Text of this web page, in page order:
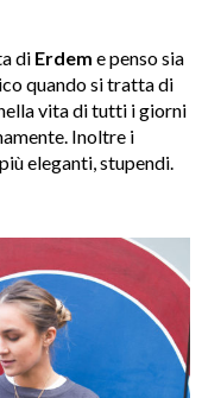
di Erdem e penso sia
quando si tratta di
vita di tutti i giorni
Inoltre i
eleganti, stupendi.